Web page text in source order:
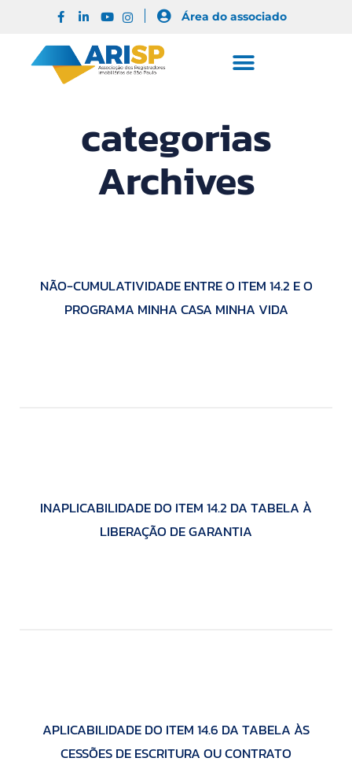
Área do associado
categorias
Archives
NÃO-CUMULATIVIDADE ENTRE O ITEM 14.2 E O
PROGRAMA MINHA CASA MINHA VIDA
INAPLICABILIDADE DO ITEM 14.2 DA TABELA À
LIBERAÇÃO DE GARANTIA
APLICABILIDADE DO ITEM 14.6 DA TABELA ÀS
CESSÕES DE ESCRITURA OU CONTRATO